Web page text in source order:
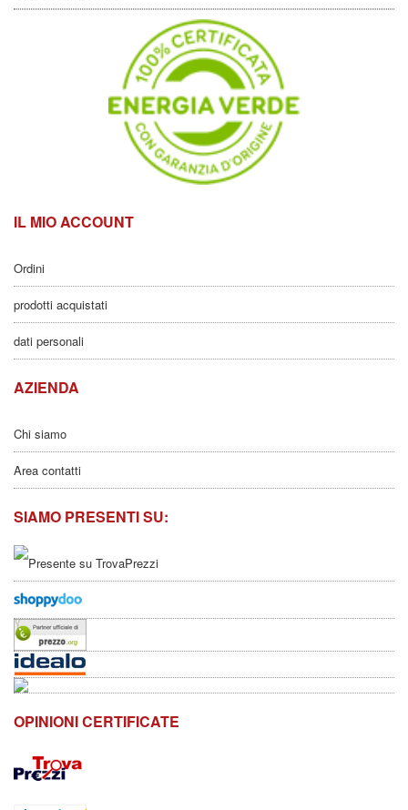
IL MIO ACCOUNT
Ordini
prodotti acquistati
dati personali
AZIENDA
Chi siamo
Area contatti
SIAMO PRESENTI SU:
OPINIONI CERTIFICATE